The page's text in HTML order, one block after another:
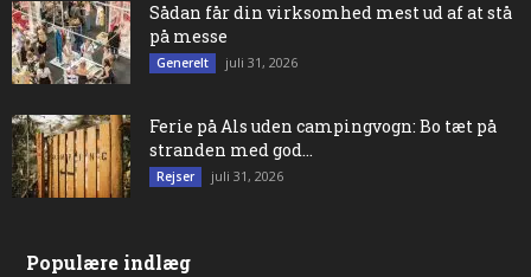
Sådan får din virksomhed mest ud af at stå
på messe
Generelt juli 31, 2026
Ferie på Als uden campingvogn: Bo tæt på
stranden med god...
Rejser juli 31, 2026
Populære indlæg